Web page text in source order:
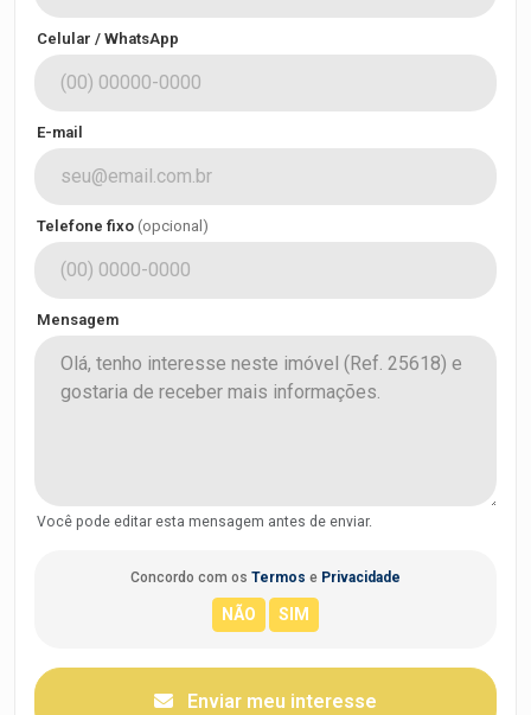
Celular / WhatsApp
E-mail
Telefone fixo (opcional)
Mensagem
Você pode editar esta mensagem antes de enviar.
Concordo com os Termos e Privacidade
Enviar meu interesse